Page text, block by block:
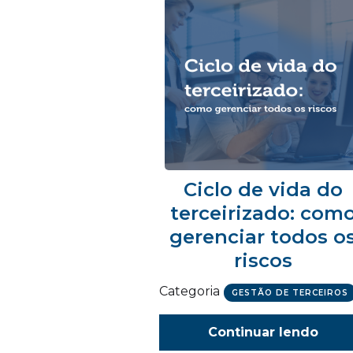
Ciclo de vida do
terceirizado:
gerenciar todos
riscos
Categoria GESTÃO DE TERCEIROS
Continuar lendo